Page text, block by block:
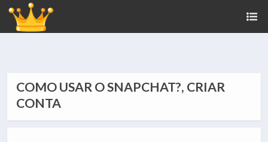
COMO USAR O SNAPCHAT?, CRIAR
CONTA